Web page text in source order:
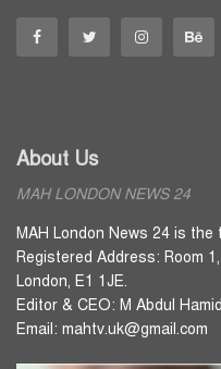
About Us
MAH LONDON NEWS 24
MAH London News 24 is
Registered Address: Room
London, E1 1JE.
Editor & CEO: M Abdul
Email: mahtv.uk@gmail.com